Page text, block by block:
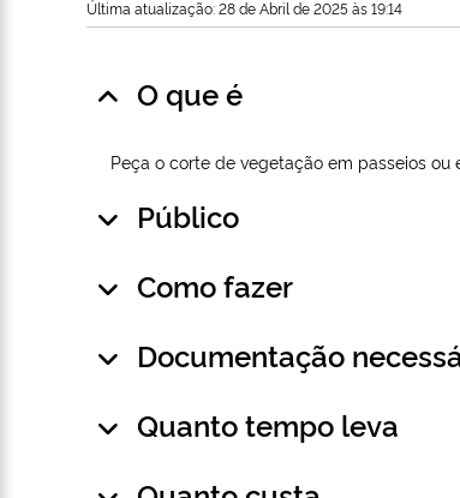
Última atualização: 28 de Abril de 2025 às 19:14
O que é
Peça o corte de vegetação em passeios ou
Público
Como fazer
Documentação
Quanto tempo leva